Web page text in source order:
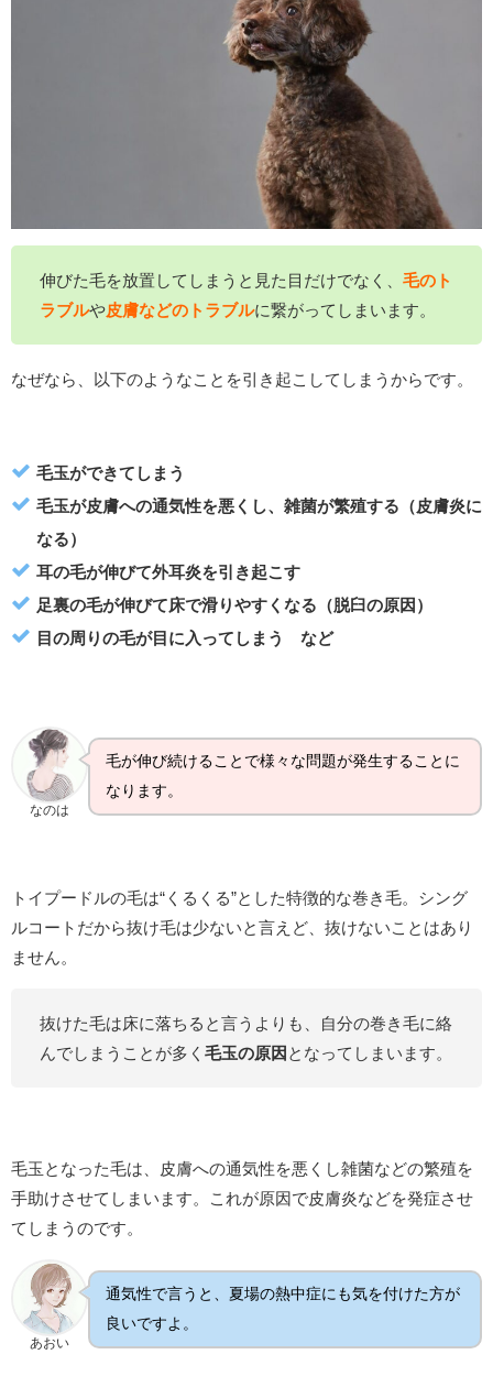
伸びた毛を放置してしまうと見た目だけでなく、 毛のト
ラブルや皮膚などのトラブルに繋がってしまいます。
なぜなら、以下のようなことを引き起こしてしまうからです。
毛玉ができてしまう
毛玉が皮膚への通気性を悪くし、雑菌が繁殖する（皮膚炎に
なる）
耳の毛が伸びて外耳炎を引き起こす
足裏の毛が伸びて床で滑りやすくなる（脱臼の原因）
目の周りの毛が目に入ってしまう など
なのは
毛が伸び続けることで様々な問題が発生することに
なります。
トイプードルの毛は“くるくる”とした特徴的な巻き毛。シング
ルコートだから抜け毛は少ないと言えど、抜けないことはあり
ません。
抜けた毛は床に落ちると言うよりも、自分の巻き毛に絡
んでしまうことが多く 毛玉の原因 となってしまいます。
毛玉となった毛は、皮膚への通気性を悪くし雑菌などの繁殖を
手助けさせてしまいます。これが原因で皮膚炎などを発症させ
てしまうのです。
あおい
通気性で言うと、夏場の熱中症にも気を付けた方が
良いですよ。